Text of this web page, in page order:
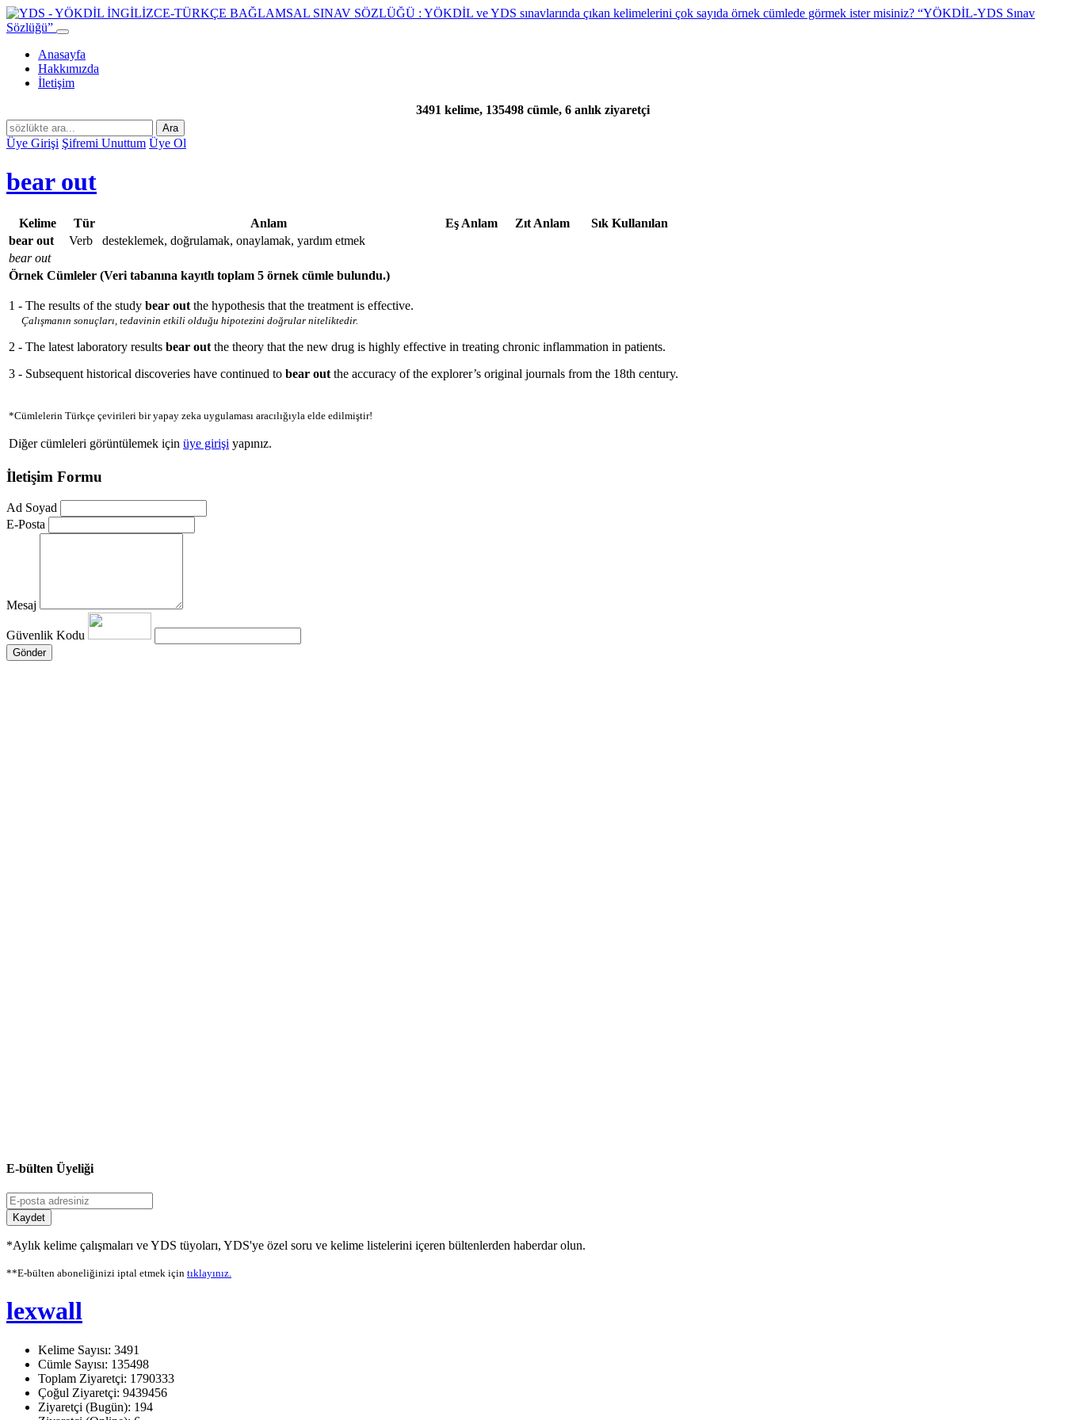
“YÖKDİL-YDS Sınav
Sözlüğü”
Anasayfa
Hakkımızda
İletişim
3491 kelime, 135498 cümle, 6 anlık ziyaretçi
Ara
Üye Girişi Şifremi Unuttum Üye Ol
bear out
Kelime Tür Anlam Eş Anlam Zıt Anlam
Sık Kullanılan
bear out
Verb
desteklemek, doğrulamak, onaylamak, yardım etmek
bear out
Örnek Cümleler (Veri tabanına kayıtlı toplam 5 örnek cümle bulundu.)
1 - The results of the study bear out the hypothesis that the treatment is effective.
Çalışmanın sonuçları, tedavinin etkili olduğu hipotezini doğrular niteliktedir.
2 - The latest laboratory results bear out the theory that the new drug is highly effective in treating chronic inflammation in patients.
3 - Subsequent historical discoveries have continued to bear out the accuracy of the explorer’s original journals from the 18th century.
*Cümlelerin Türkçe çevirileri bir yapay zeka uygulaması aracılığıyla elde edilmiştir!
Diğer cümleleri görüntülemek için üye girişi yapınız.
İletişim Formu
Ad Soyad
E-Posta
Mesaj
Güvenlik Kodu
Gönder
E-bülten Üyeliği
Kaydet
*Aylık kelime çalışmaları ve YDS tüyoları, YDS'ye özel soru ve kelime listelerini içeren bültenlerden haberdar olun.
**E-bülten aboneliğinizi iptal etmek için tıklayınız.
lexwall
Kelime Sayısı: 3491
Cümle Sayısı: 135498
Toplam Ziyaretçi: 1790333
Çoğul Ziyaretçi: 9439456
Ziyaretçi (Bugün): 194